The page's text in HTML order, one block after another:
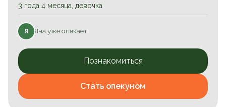
3 года 4 месяца, девочка
Я Яна уже опекает
Познакомиться
Стать опекуном